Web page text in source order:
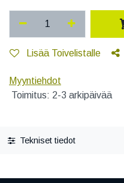
Lisää Toivelistalle
Myyntiehdot
Toimitus: 2-3 arkipäivää
Tekniset tiedot